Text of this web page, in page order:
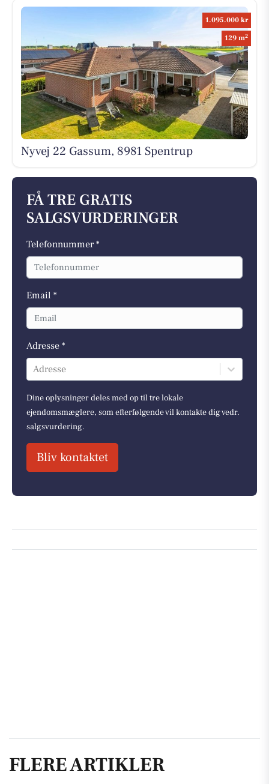
1.095.000 kr
129 m2
Nyvej 22 Gassum, 8981 Spentrup
FÅ TRE GRATIS
SALGSVURDERINGER
Telefonnummer *
Email *
Adresse *
Adresse
Dine oplysninger deles med op til tre lokale
ejendomsmæglere, som efterfølgende vil kontakte dig vedr.
salgsvurdering.
Bliv kontaktet
FLERE ARTIKLER